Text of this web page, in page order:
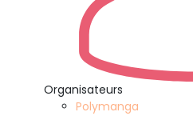
Organisateurs
Polymanga